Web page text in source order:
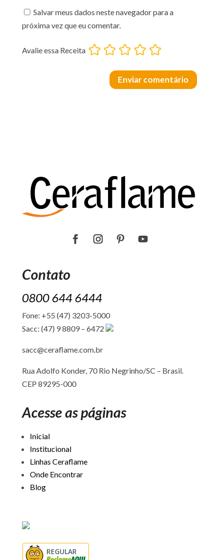
Salvar meus dados neste navegador para a
próxima vez que eu comentar.
Avalie essa Receita
Enviar comentário
Contato
0800 644 6444
Fone: +55 (47) 3203-5000
Sacc: (47) 9 8809 – 6472
sacc@ceraflame.com.br
Rua Adolfo Konder, 70 Rio Negrinho/SC – Brasil.
CEP 89295-000
Acesse as páginas
Inicial
Institucional
Linhas Ceraflame
Onde Encontrar
Blog
REGULAR